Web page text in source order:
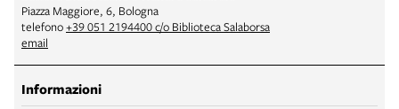
Piazza Maggiore, 6, Bologna
telefono+39 051 2194400 c/o Biblioteca Salaborsa
email
Informazioni